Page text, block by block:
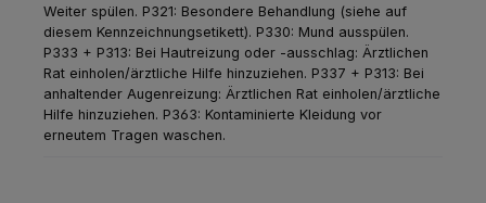
Weiter spülen. P321: Besondere Behandlung (siehe auf
diesem Kennzeichnungsetikett). P330: Mund ausspülen.
P333 + P313: Bei Hautreizung oder -ausschlag: Ärztlichen
Rat einholen/ärztliche Hilfe hinzuziehen. P337 + P313: Bei
anhaltender Augenreizung: Ärztlichen Rat einholen/ärztliche
Hilfe hinzuziehen. P363: Kontaminierte Kleidung vor
erneutem Tragen waschen.